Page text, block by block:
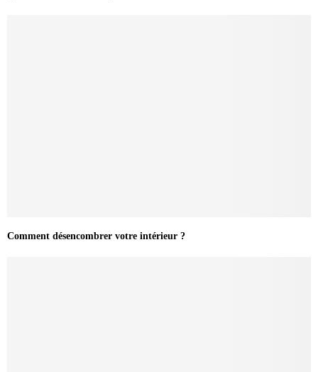
Comment désencombrer votre intérieur ?